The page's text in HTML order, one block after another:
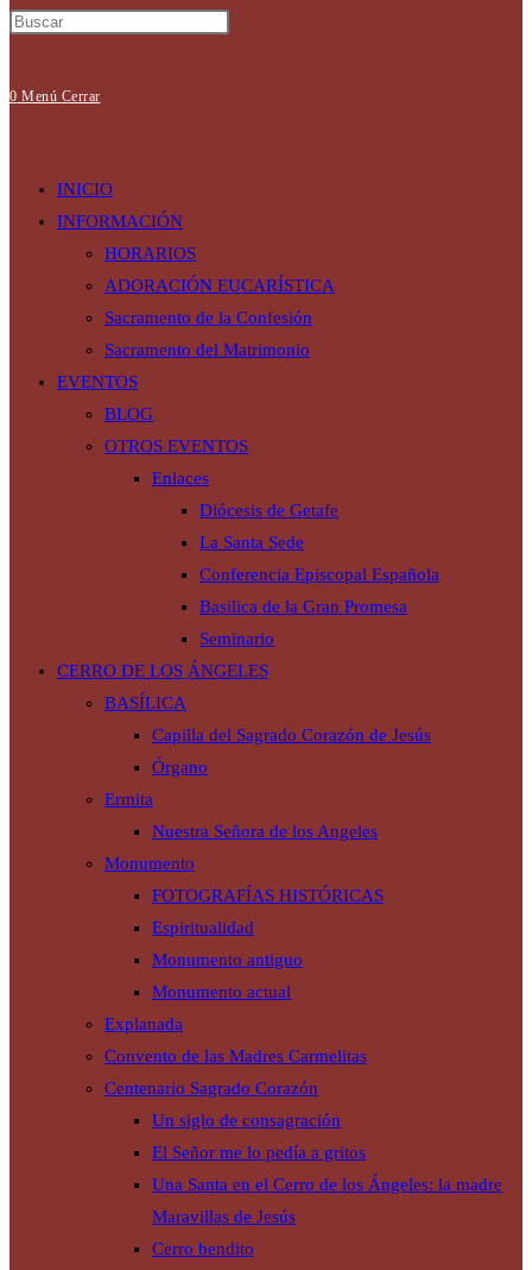
0 Menú Cerrar
INICIO
INFORMACIÓN
HORARIOS
ADORACIÓN EUCARÍSTICA
Sacramento de la Confesión
Sacramento del Matrimonio
EVENTOS
BLOG
OTROS EVENTOS
Enlaces
Diócesis de Getafe
La Santa Sede
Conferencia Episcopal Española
Basilica de la Gran Promesa
Seminario
CERRO DE LOS ÁNGELES
BASÍLICA
Capilla del Sagrado Corazón de Jesús
Órgano
Ermita
Nuestra Señora de los Angeles
Monumento
FOTOGRAFÍAS HISTÓRICAS
Espiritualidad
Monumento antiguo
Monumento actual
Explanada
Convento de las Madres Carmelitas
Centenario Sagrado Corazón
Un siglo de consagración
El Señor me lo pedía a gritos
Una Santa en el Cerro de los Ángeles: la madre
Maravillas de Jesús
Cerro bendito